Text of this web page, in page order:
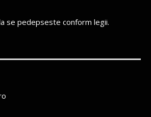
se pedepseste conform legii.